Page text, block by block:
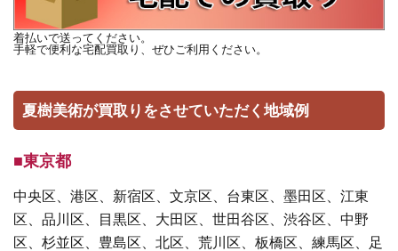
着払いで送ってください。
手軽で便利な宅配買取り、ぜひご利用ください。
夏樹美術が買取りをさせていただく地域例
■東京都
中央区、港区、新宿区、文京区、台東区、墨田区、江東
区、品川区、目黒区、大田区、世田谷区、渋谷区、中野
区、杉並区、豊島区、北区、荒川区、板橋区、練馬区、足